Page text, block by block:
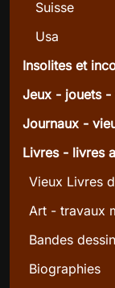
Suisse
Usa
Insolites et
Jeux - jouets -
Journaux -
Livres - livres
Vieux Livres
Art - travaux
Bandes
Biographies